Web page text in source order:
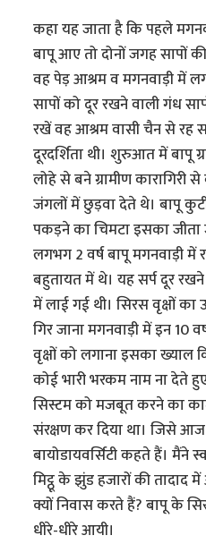
कहा यह जाता है कि पहले
बापू आए तो दोनों जगह सापों
वह पेड़ आश्रम व मगनवाड़ी में
सापों को दूर रखने वाली गंध
रखें वह आश्रम वासी चैन से रह
दूरदर्शिता थी। शुरुआत में बापू
लोहे से बने ग्रामीण
जंगलों में छुड़वा देते थे। बापू
पकड़ने का चिमटा इसका जीता
लगभग 2 वर्ष बापू मगनवाड़ी में
बहुतायत में थे।‌ यह सर्प दूर
में लाई गई थी। सिरस वृक्षों का
गिर जाना मगनवाड़ी में इन 10
वृक्षों को लगाना इसका ख्याल
कोई भारी भरकम नाम ना देते
सिस्टम को मजबूत करने का
संरक्षण कर दिया था। जिसे
बायोडायवर्सिटी कहते हैं।
मिट्ठू के झुंड हजारों की तादाद
क्यों निवास करते हैं? बापू के
धीरे-धीरे आयी।